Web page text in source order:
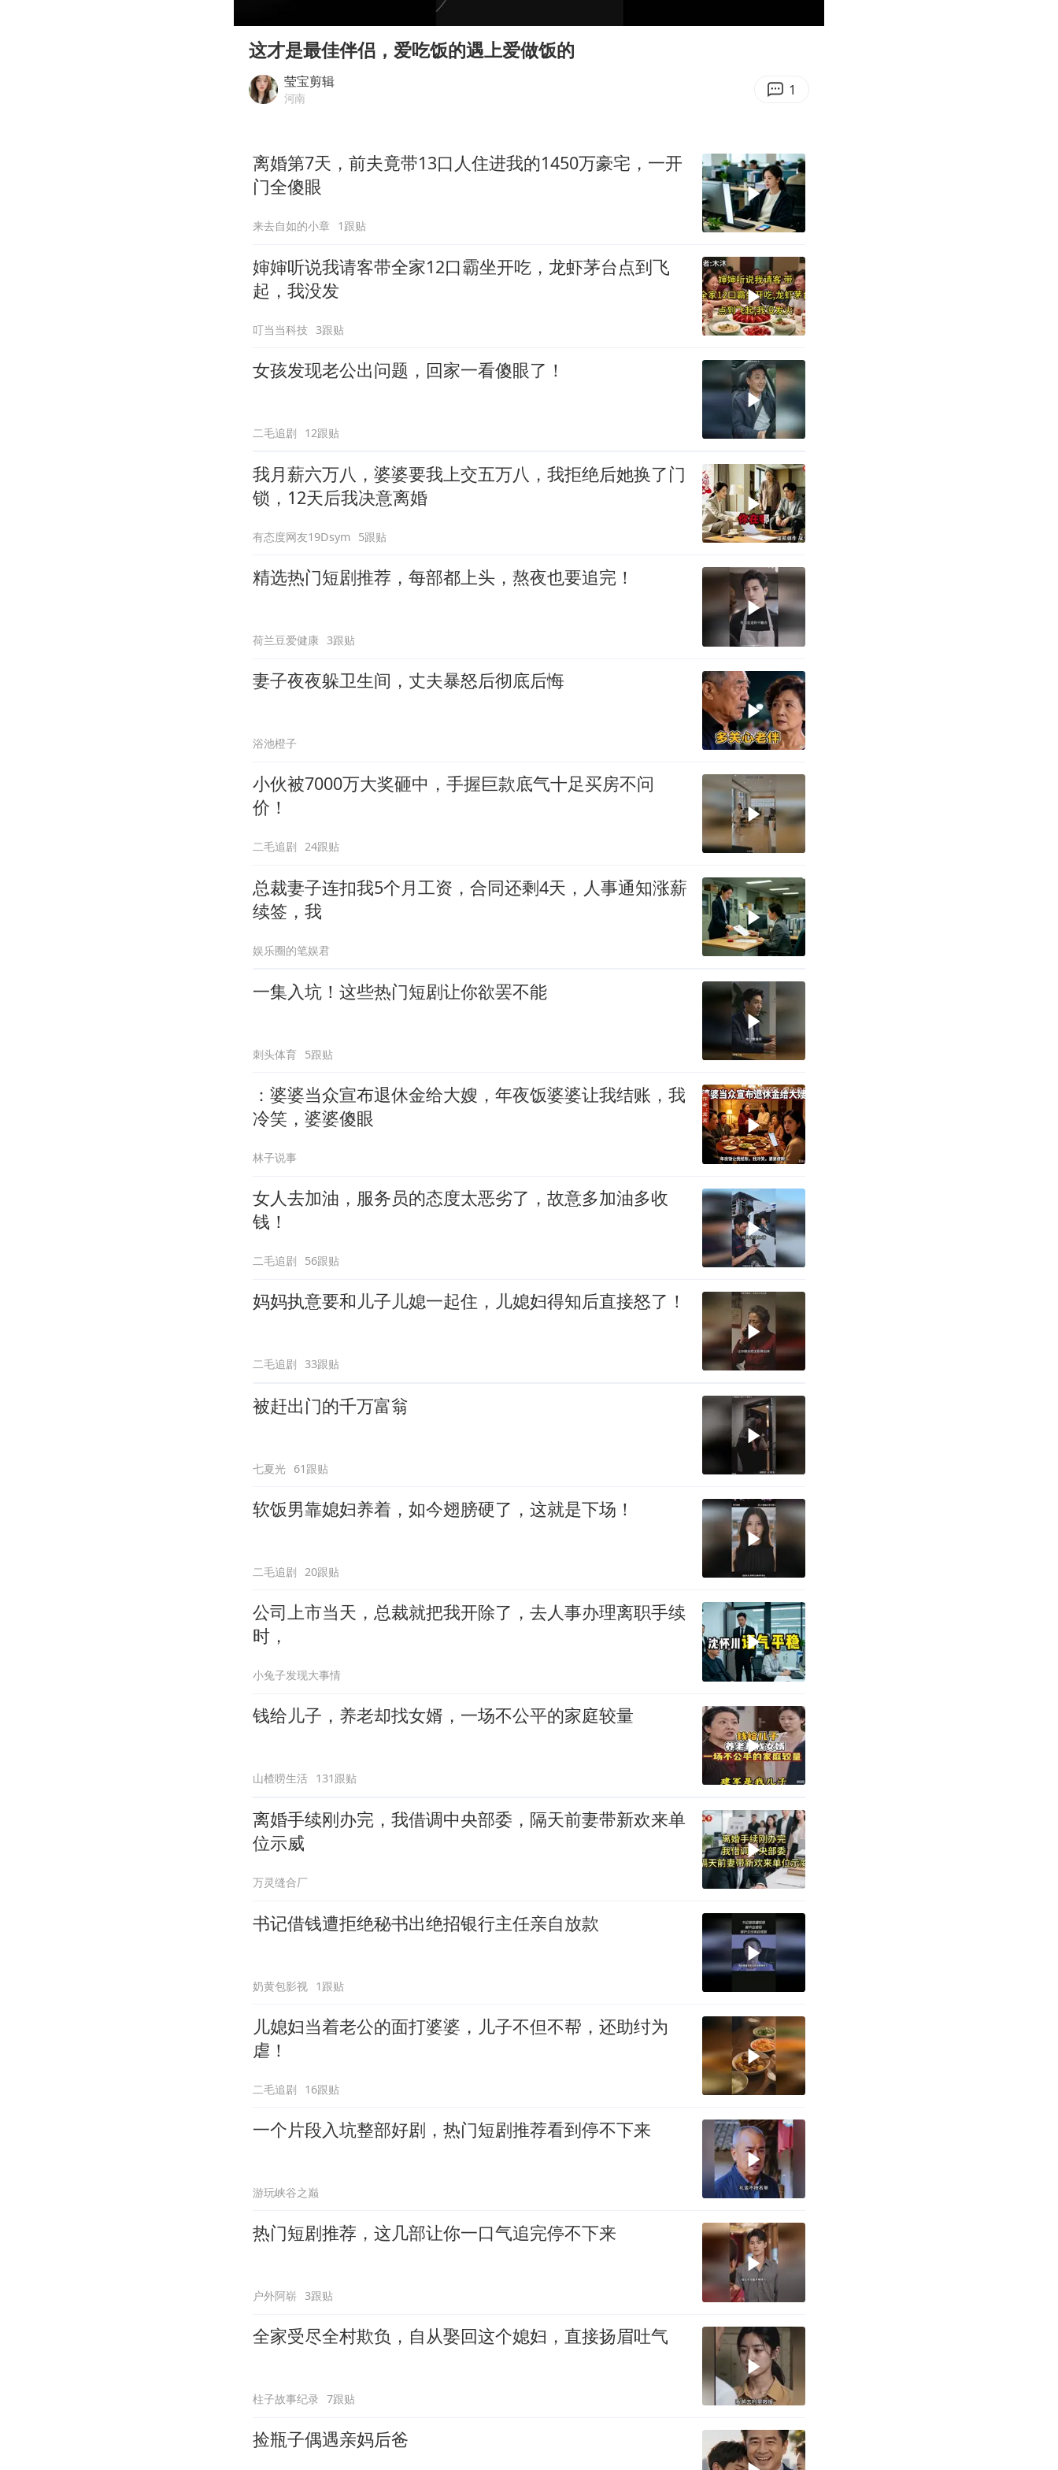
“中国蔬菜之乡”最高温达41.8℃
段绚竞因公牺牲 年仅44岁
97岁英国奶奶飞上天再破吉尼斯纪录
这才是最佳伴侣，爱吃饭的遇上爱做饭的
莹宝剪辑
河南 1
离婚第7天，前夫竟带13口人住进我的1450万豪宅，一开
门全傻眼
来去自如的小章 1跟贴
婶婶听说我请客带全家12口霸坐开吃，龙虾茅台点到飞
起，我没发
叮当当科技 3跟贴
女孩发现老公出问题，回家一看傻眼了！
二毛追剧 12跟贴
我月薪六万八，婆婆要我上交五万八，我拒绝后她换了门
锁，12天后我决意离婚
有态度网友19Dsym 5跟贴
精选热门短剧推荐，每部都上头，熬夜也要追完！
荷兰豆爱健康 3跟贴
妻子夜夜躲卫生间，丈夫暴怒后彻底后悔
浴池橙子
小伙被7000万大奖砸中，手握巨款底气十足买房不问
价！
二毛追剧 24跟贴
总裁妻子连扣我5个月工资，合同还剩4天，人事通知涨薪
续签，我
娱乐圈的笔娱君
一集入坑！这些热门短剧让你欲罢不能
刺头体育 5跟贴
：婆婆当众宣布退休金给大嫂，年夜饭婆婆让我结账，我
冷笑，婆婆傻眼
林子说事
女人去加油，服务员的态度太恶劣了，故意多加油多收
钱！
二毛追剧 56跟贴
妈妈执意要和儿子儿媳一起住，儿媳妇得知后直接怒了！
二毛追剧 33跟贴
被赶出门的千万富翁
七夏光 61跟贴
软饭男靠媳妇养着，如今翅膀硬了，这就是下场！
二毛追剧 20跟贴
公司上市当天，总裁就把我开除了，去人事办理离职手续
时，
小兔子发现大事情
钱给儿子，养老却找女婿，一场不公平的家庭较量
山楂唠生活 131跟贴
离婚手续刚办完，我借调中央部委，隔天前妻带新欢来单
位示威
万灵缝合厂
书记借钱遭拒绝秘书出绝招银行主任亲自放款
奶黄包影视 1跟贴
儿媳妇当着老公的面打婆婆，儿子不但不帮，还助纣为
虐！
二毛追剧 16跟贴
一个片段入坑整部好剧，热门短剧推荐看到停不下来
游玩峡谷之巅
热门短剧推荐，这几部让你一口气追完停不下来
户外阿崭 3跟贴
全家受尽全村欺负，自从娶回这个媳妇，直接扬眉吐气
柱子故事纪录 7跟贴
捡瓶子偶遇亲妈后爸